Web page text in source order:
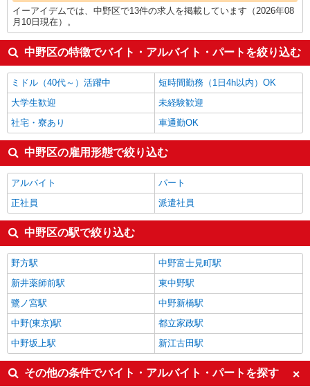
イーアイデムでは、中野区で13件の求人を掲載しています（2026年08
月10日現在）。
中野区の特徴でバイト・アルバイト・パートを絞り込む
ミドル（40代～）活躍中
短時間勤務（1日4h以内）OK
大学生歓迎
未経験歓迎
社宅・寮あり
車通勤OK
中野区の雇用形態で絞り込む
アルバイト
パート
正社員
派遣社員
中野区の駅で絞り込む
野方駅
中野富士見町駅
新井薬師前駅
東中野駅
鷺ノ宮駅
中野新橋駅
中野(東京)駅
都立家政駅
中野坂上駅
新江古田駅
その他の条件でバイト・アルバイト・パートを探す